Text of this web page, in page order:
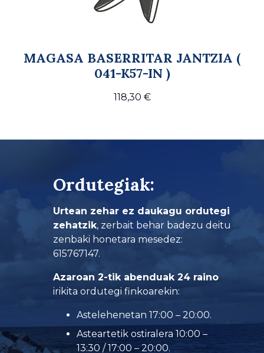
MAGASA BASERRITAR JANTZIA (
041-K57-IN )
118,30 €
Ordutegiak:
Urtean zehar ez daukagu ordutegi
zehatzik, zerbait behar badezu deitu
zenbaki honetara mesedez:
615767147.
Azaroan 2-tik abenduak 24 raino
irikita ordutegi finkoarekin:
Astelehenetan 17:00 – 20:00.
Asteartetik ostiralera 10:00 –
13:30 / 17:00 – 20:00.